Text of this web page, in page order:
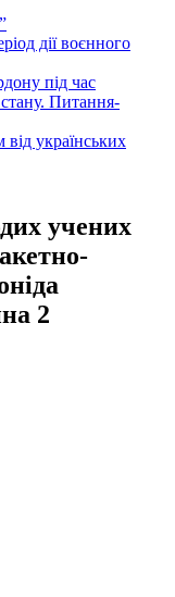
дії воєнного
під час
Питання-
українських
учених
2